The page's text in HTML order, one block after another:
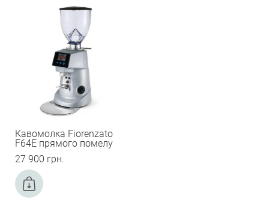
Кавомолка Fiorenzato
F64E прямого помелу
27 900 грн.